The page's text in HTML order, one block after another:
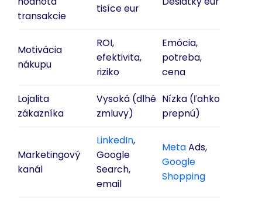
transakcie
tisíce eur
Motivácia
nákupu
ROI,
efektivita,
riziko
Emócia,
potreba,
cena
Lojalita
zákazníka
Vysoká (dlhé
zmluvy)
Nízka (ľahko
prepnú)
Marketingový
kanál
LinkedIn,
Google
Search,
email
MetaAds,
Google
Shopping